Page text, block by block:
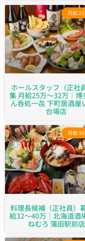
月給
ホールスタッフ（正社
集 月給25万～32万｜博
ん呑処一㐂 下町居酒屋
台場店
月給
料理長候補（正社員）
給32～40万｜北海道酒
ねむろ 蒲田駅前店